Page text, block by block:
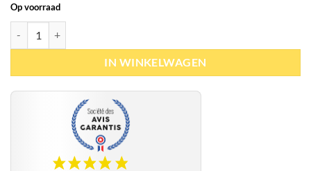
Op voorraad
IN WINKELWAGEN